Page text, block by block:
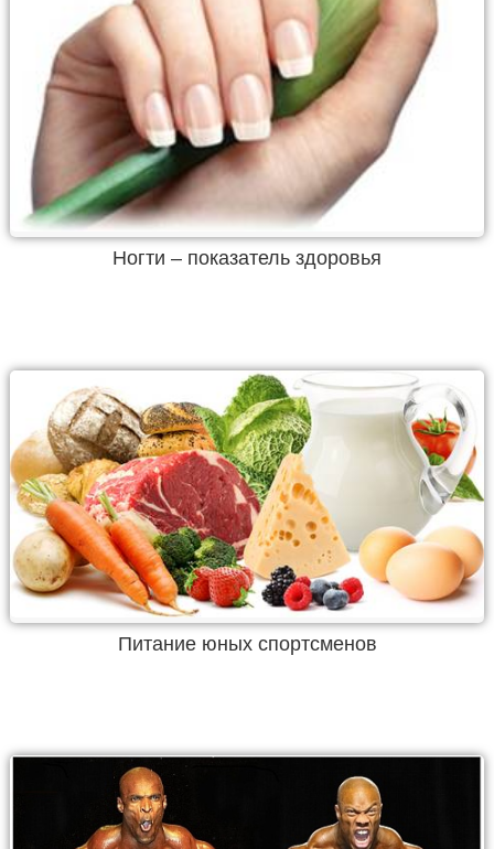
Ногти – показатель здоровья
Питание юных спортсменов